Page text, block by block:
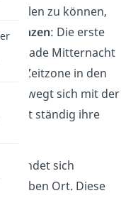
zu können,
Grenzen: Die erste
gerade Mitternacht
Zeitzone in den
bewegt sich mit der
ständig ihre
befindet sich
selben Ort. Diese